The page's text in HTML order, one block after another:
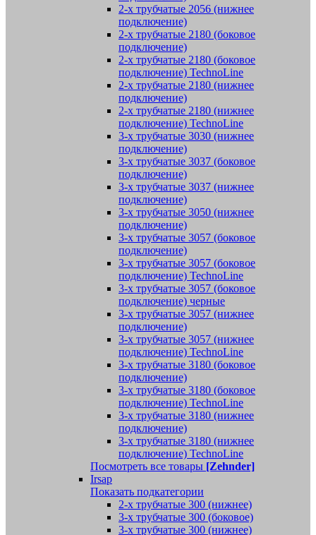
2-х трубчатые 2056 (нижнее
подключение)
2-х трубчатые 2180 (боковое
подключение)
2-х трубчатые 2180 (боковое
подключение) TechnoLine
2-х трубчатые 2180 (нижнее
подключение)
2-х трубчатые 2180 (нижнее
подключение) TechnoLine
3-х трубчатые 3030 (нижнее
подключение)
3-х трубчатые 3037 (боковое
подключение)
3-х трубчатые 3037 (нижнее
подключение)
3-х трубчатые 3050 (нижнее
подключение)
3-х трубчатые 3057 (боковое
подключение)
3-х трубчатые 3057 (боковое
подключение) TechnoLine
3-х трубчатые 3057 (боковое
подключение) черные
3-х трубчатые 3057 (нижнее
подключение)
3-х трубчатые 3057 (нижнее
подключение) TechnoLine
3-х трубчатые 3180 (боковое
подключение)
3-х трубчатые 3180 (боковое
подключение) TechnoLine
3-х трубчатые 3180 (нижнее
подключение)
3-х трубчатые 3180 (нижнее
подключение) TechnoLine
Посмотреть все товары [Zehnder]
Irsap
Показать подкатегории
2-х трубчатые 300 (нижнее)
3-х трубчатые 300 (боковое)
3-х трубчатые 300 (нижнее)